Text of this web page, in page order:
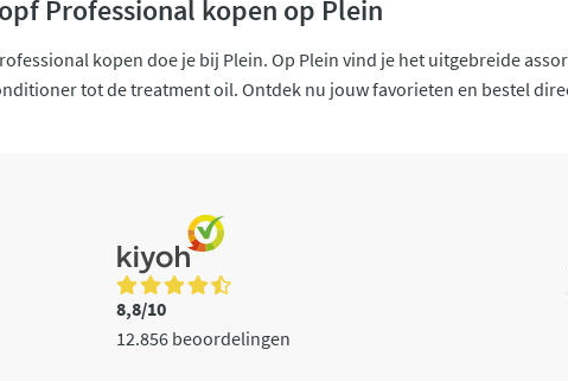
Professional kopen op Plein
kopen doe je bij Plein. Op Plein vind je het uitgebreide
tot de treatment oil. Ontdek nu jouw favorieten en bestel
8,8/10
12.856 beoordelingen